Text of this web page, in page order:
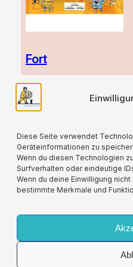
Diese Seite verwendet
Geräteinformationen zu
Wenn du diesen Technologien
Surfverhalten oder eindeutige
Wenn du deine Einwilligung
bestimmte Merkmale und
Fort
21,90
zzgl.Versand
Für alle